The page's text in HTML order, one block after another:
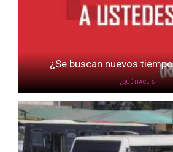
¿Se buscan nuevos
¿QUÉ HACER?